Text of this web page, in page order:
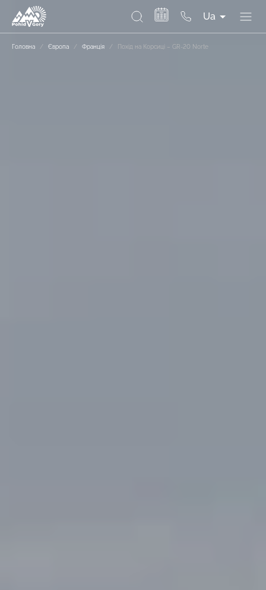
Ua
Головна / Європа / Франція / Похід на Корсиці – GR-20 Norte